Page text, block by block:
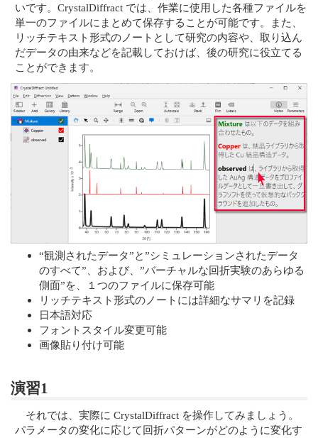
いです。CrystalDiffract では、作業に使用した各種ファイルを
単一のファイルにまとめて保存することが可能です。また、
リッチテキスト形式のノートとして研究の内容や、取り込ん
だデータの由来などを記載しておけば、後の研究に役立てる
ことができます。
“観測されたデータ”と”シミュレーションされたデータ
のすべて”、および、”バーチャルな回折実験のあらゆる
側面”を、１つのファイルに保存可能
リッチテキスト形式のノートには詳細なサマリを記録
日本語対応
フォントスタイル変更可能
画像貼り付け可能
演習1
それでは、実際に CrystalDiffract を操作してみましょう。
パラメータの変化に応じて回折パターンがどのように変化す